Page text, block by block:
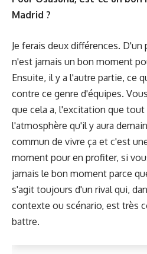
Madrid ?
Je ferais deux différences.
n'est jamais un bon moment
Ensuite, il y a l'autre partie, ce
contre ce genre d'équipes.
que cela a, l'excitation que tout
l'atmosphère qu'il y aura
commun de vivre ça et c'est
moment pour en profiter, si
jamais le bon moment parce
s'agit toujours d'un rival qui,
contexte ou scénario, est très
battre.